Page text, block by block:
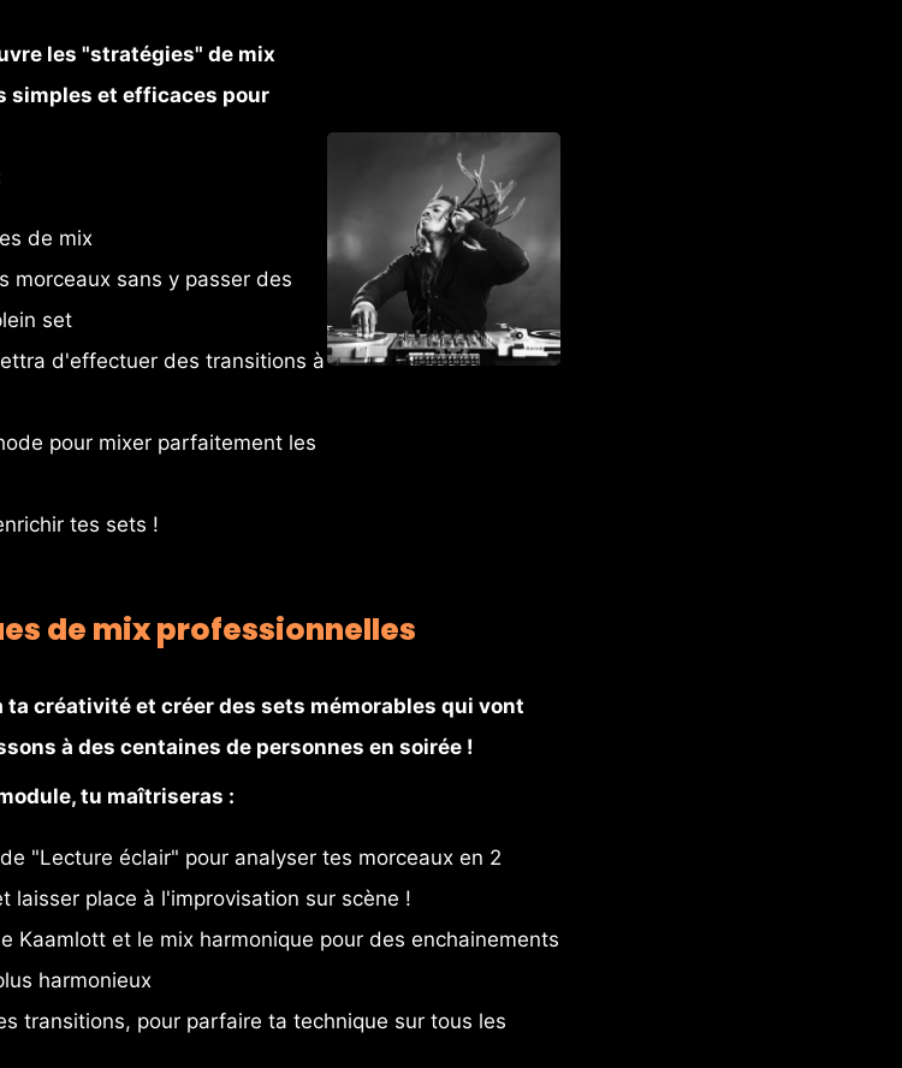
les "stratégies" de mix
simples et efficaces pour
de mix
morceaux sans y passer des
set
d'effectuer des transitions à
pour mixer parfaitement les
tes sets !
de mix professionnelles
ta créativité et créer des sets mémorables qui vont
à des centaines de personnes en soirée !
tu maîtriseras :
"Lecture éclair" pour analyser tes morceaux en 2
laisser place à l'improvisation sur scène !
Kaamlott et le mix harmonique pour des enchainements
harmonieux
transitions, pour parfaire ta technique sur tous les